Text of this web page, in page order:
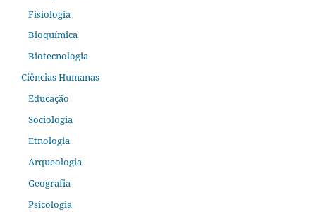
Fisiologia
Bioquímica
Biotecnologia
Ciências Humanas
Educação
Sociologia
Etnologia
Arqueologia
Geografia
Psicologia